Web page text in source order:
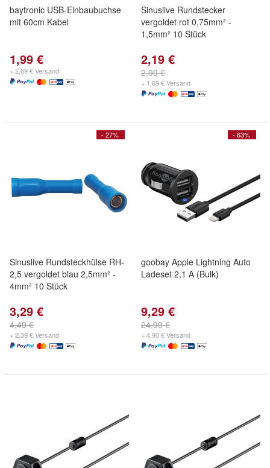
baytronic USB-Einbaubuchse
mit 60cm Kabel
1,99 €
+ 2,69 € Versand
Sinuslive Rundstecker
vergoldet rot 0,75mm² -
1,5mm² 10 Stück
2,19 €
2,99 €
+ 1,69 € Versand
- 27%
Sinuslive Rundsteckhülse RH-
2,5 vergoldet blau 2,5mm² -
4mm² 10 Stück
3,29 €
4,49 €
+ 2,39 € Versand
- 63%
goobay Apple Lightning Auto
Ladeset 2,1 A (Bulk)
9,29 €
24,99 €
+ 4,90 € Versand